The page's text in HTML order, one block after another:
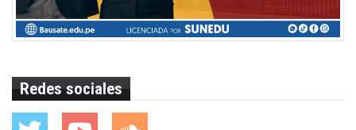
Redes sociales